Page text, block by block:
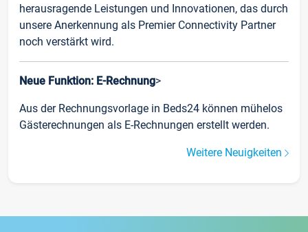
herausragende Leistungen und Innovationen, das durch
unsere Anerkennung als Premier Connectivity Partner
noch verstärkt wird.
Neue Funktion: E-Rechnung>
Aus der Rechnungsvorlage in Beds24 können mühelos
Gästerechnungen als E-Rechnungen erstellt werden.
Weitere Neuigkeiten